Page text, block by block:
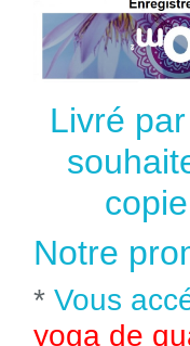
Livré
Notre
* Vous
yoga de